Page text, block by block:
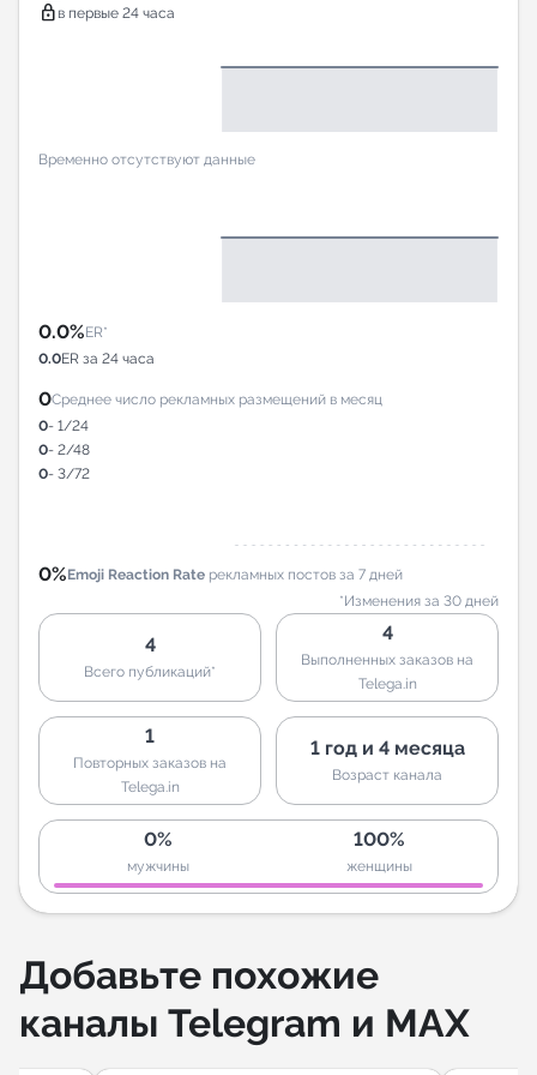
lock в первые 24 часа
Временно отсутствуют данные
0.0%ER*
0.0ER за 24 часа
0Среднее число рекламных размещений в месяц
0- 1/24
0- 2/48
0- 3/72
0%Emoji Reaction Rate рекламных постов за 7 дней
*Изменения за 30 дней
4
Всего публикаций*
4
Выполненных заказов на
Telega.in
1
Повторных заказов на
Telega.in
1 год и 4 месяца
Возраст канала
0%
мужчины
100%
женщины
Добавьте похожие
каналы Telegram и MAX